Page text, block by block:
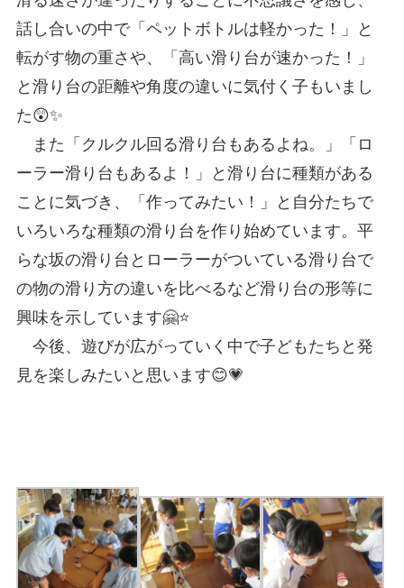
話し合いの中で「ペットボトルは軽かった！」と
転がす物の重さや、「高い滑り台が速かった！」
と滑り台の距離や角度の違いに気付く子もいまし
た😲✨
また「クルクル回る滑り台もあるよね。」「ロ
ーラー滑り台もあるよ！」と滑り台に種類がある
ことに気づき、「作ってみたい！」と自分たちで
いろいろな種類の滑り台を作り始めています。平
らな坂の滑り台とローラーがついている滑り台で
の物の滑り方の違いを比べるなど滑り台の形等に
興味を示しています🤗⭐
今後、遊びが広がっていく中で子どもたちと発
見を楽しみたいと思います😊💗